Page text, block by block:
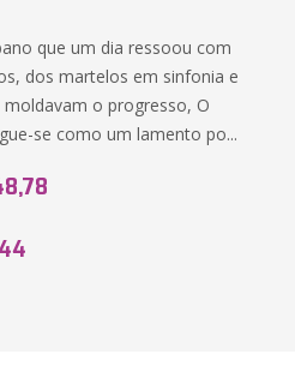
que um dia ressoou com
dos martelos em sinfonia e
o progresso, O
se como um lamento po...